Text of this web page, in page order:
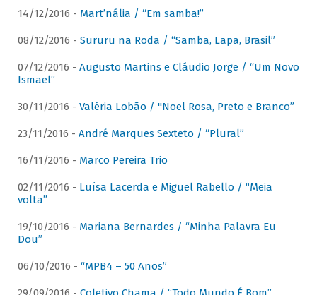
14/12/2016 - Mart’nália / “Em samba!”
08/12/2016 - Sururu na Roda / “Samba, Lapa, Brasil”
07/12/2016 - Augusto Martins e Cláudio Jorge / “Um Novo
Ismael”
30/11/2016 - Valéria Lobão / "Noel Rosa, Preto e Branco”
23/11/2016 - André Marques Sexteto / “Plural”
16/11/2016 - Marco Pereira Trio
02/11/2016 - Luísa Lacerda e Miguel Rabello / “Meia
volta”
19/10/2016 - Mariana Bernardes / “Minha Palavra Eu
Dou”
06/10/2016 - “MPB4 – 50 Anos”